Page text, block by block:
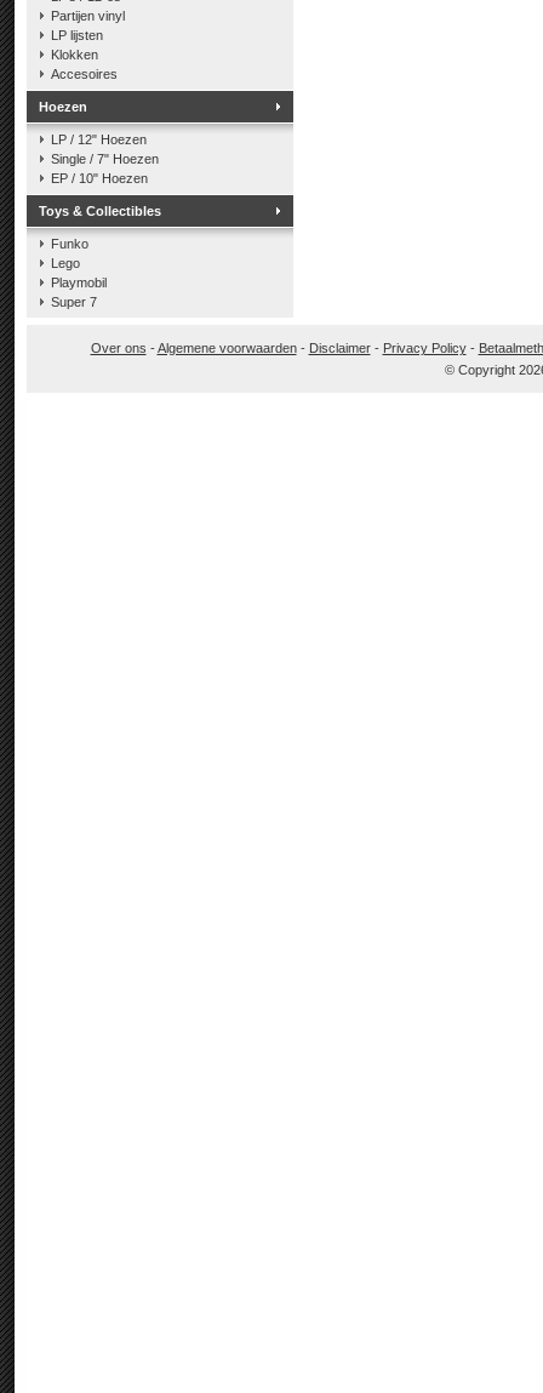
Partijen vinyl
LP lijsten
Klokken
Accesoires
Hoezen
LP / 12" Hoezen
Single / 7" Hoezen
EP / 10" Hoezen
Toys & Collectibles
Funko
Lego
Playmobil
Super 7
Over ons -Algemene voorwaarden- Disclaimer- Privacy Policy-
© Copyright